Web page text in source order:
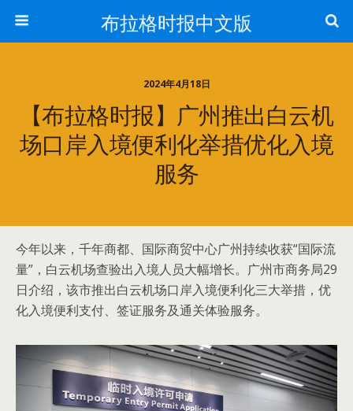
布拉格时报中文版
2024年4月18日
【布拉格时报】广州推出白云机
场口岸入境便利化举措优化入境
服务
今年以来，千年商都、国际商贸中心广州持续收获“国际流
量”，白云机场查验出入境人员大幅增长。广州市商务局29
日介绍，该市推出白云机场口岸入境便利化三大举措，优
化入境便利支付、签证服务及通关体验服务。